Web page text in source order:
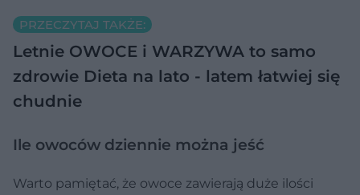
PRZECZYTAJ TAKŻE:
Letnie OWOCE i WARZYWA to samo
zdrowie Dieta na lato - latem łatwiej się
chudnie
Ile owoców dziennie można jeść
Warto pamiętać, że owoce zawierają duże ilości